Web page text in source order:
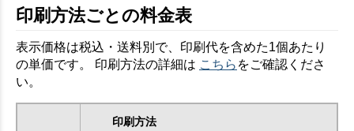
印刷方法ごとの料金表
表示価格は税込・送料別で、印刷代を含めた1個あたり
の単価です。 印刷方法の詳細は こちら をご確認くださ
い。
印刷方法